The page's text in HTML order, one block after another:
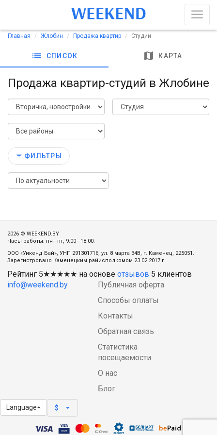
Главная Жлобин Продажа квартир Студии
list СПИСОК map КАРТА
Продажа квартир-студий в Жлобине
ФИЛЬТРЫ
2026 © WEEKEND.BY
Часы работы: пн—пт, 9:00—18:00.
ООО «Уикенд Бай», УНП 291301716, ул. 8 марта 34В, г. Каменец, 225051.
Зарегистровано Каменецким райисполкомом 23.02.2017 г.
Рейтинг 5★★★★★ на основе отзывов 5 клиентов
info@weekend.by
Публичная оферта
Способы оплаты
Контакты
Обратная связь
Статистика
посещаемости
О нас
Блог
Language $ arrow_drop_down